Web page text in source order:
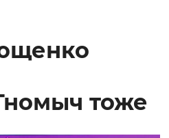
тоже